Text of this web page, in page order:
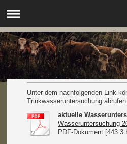
.
Unter dem nachfolgenden Link
Trinkwasseruntersuchung abrufen:
aktuelle
Wasseruntersuchung
PDF-Dokument [443.3